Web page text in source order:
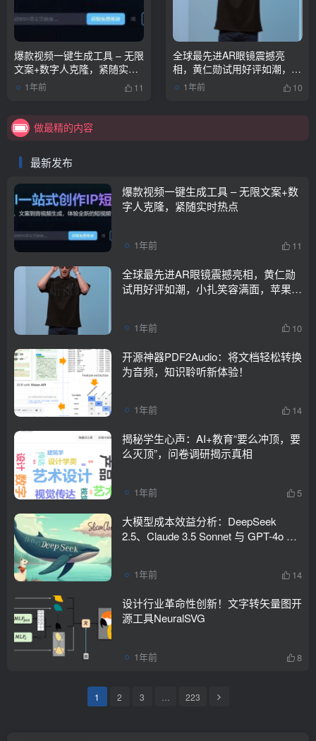
爆款视频一键生成工具 – 无限
文案+数字人克隆，紧随实时
热点
1年前 11
全球最先进AR眼镜震撼亮
相，黄仁勋试用好评如潮，小
扎笑容满面，苹果倍感压力！
1年前 10
做最精的内容
做最精的内容
最新发布
爆款视频一键生成工具 – 无限文案+数
字人克隆，紧随实时热点
1年前 11
全球最先进AR眼镜震撼亮相，黄仁勋
试用好评如潮，小扎笑容满面，苹果倍
1年前 10
开源神器PDF2Audio：将文档轻松转换
为音频，知识聆听新体验！
1年前 14
揭秘学生心声：AI+教育“要么冲顶，要
么灭顶”，问卷调研揭示真相
1年前 5
大模型成本效益分析：DeepSeek
2.5、Claude 3.5 Sonnet 与 GPT-4o 对
1年前 14
设计行业革命性创新！文字转矢量图开
源工具NeuralSVG
1年前 8
1 2 3 223